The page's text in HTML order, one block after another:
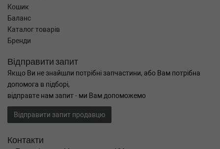
Кошик
Баланс
Каталог товарів
Бренди
Відправити запит
Якщо Ви не знайшли потрібні запчастини, або Вам потрібна
допомога в підборі,
відправте нам запит - ми Вам допоможемо
Відправити запит продавцю
Контакти